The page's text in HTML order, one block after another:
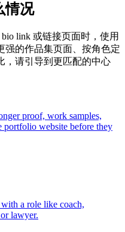
情况
link 或链接页面时，使用
强的作品集页面、按角色定
，请引导到更匹配的中心
proof, work samples,
portfolio website before they
a role like coach,
lawyer.